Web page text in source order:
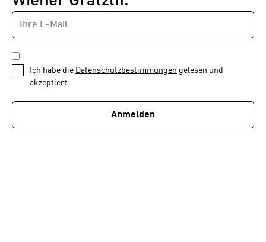
Newsletter
1
von
E-
MAIL-
ADRESSE
DATENSCHUTZBESTIMMUNGEN
*
Ich habe die Datenschutzbestimmungen gelesen und
akzeptiert.
Anmelden